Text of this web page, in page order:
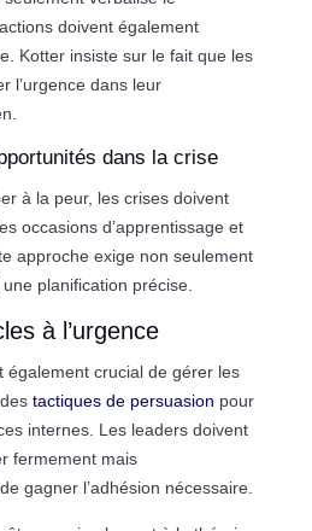
doivent également
Kotter insiste sur le fait que les
l’urgence dans leur
dans la crise
à la peur, les crises doivent
occasions d’apprentissage et
approche exige non seulement
planification précise.
à l’urgence
également crucial de gérer les
tactiques de persuasion pour
internes. Les leaders doivent
fermement mais
gagner l’adhésion nécessaire.